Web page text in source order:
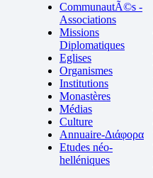
CommunautÃ©s -
Associations
Missions
Diplomatiques
Eglises
Organismes
Institutions
Monastères
Médias
Culture
Annuaire-Διάφορα
Etudes néo-
helléniques